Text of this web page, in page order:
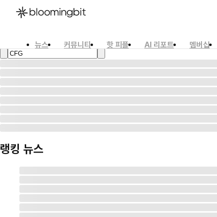
뉴스 커뮤니티 핫 피플 AI 리포트
멤버십
한국어
English
日本語
랭킹 뉴스